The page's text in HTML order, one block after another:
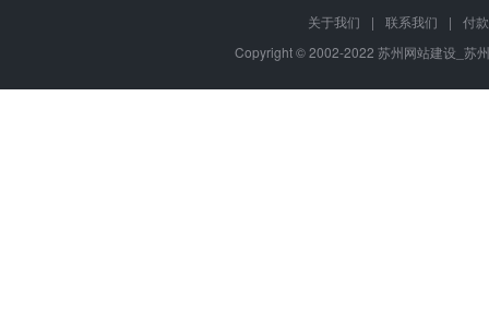
关于我们 | 联系我们 |
付
Copyright © 2002-2022 苏州网站建设_